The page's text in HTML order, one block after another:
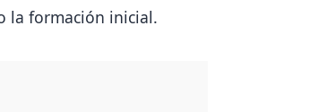
la formación inicial.